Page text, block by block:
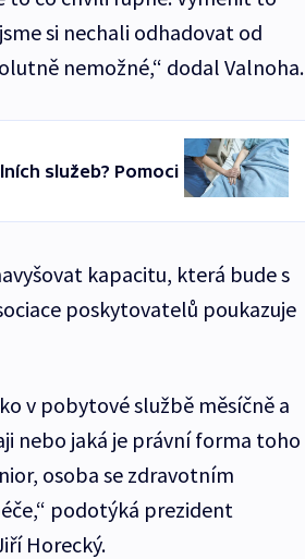
si nechali odhadovat od
nemožné,“ dodal Valnoha.
služeb? Pomoci
kapacitu, která bude s
poskytovatelů poukazuje
v pobytové službě měsíčně a
nebo jaká je právní forma toho
osoba se zdravotním
podotýká prezident
Horecký.